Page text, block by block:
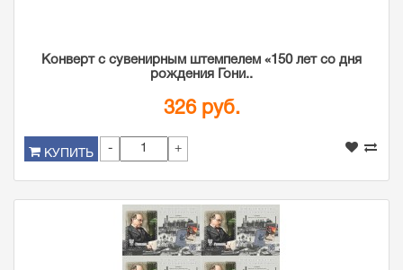
Конверт с сувенирным штемпелем «150 лет со дня
рождения Гони..
326 руб.
КУПИТЬ - +